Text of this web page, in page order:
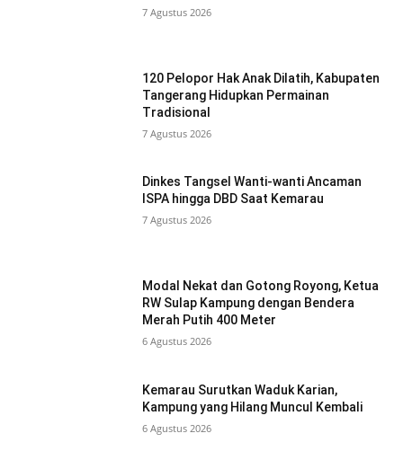
7 Agustus 2026
120 Pelopor Hak Anak Dilatih, Kabupaten
Tangerang Hidupkan Permainan
Tradisional
7 Agustus 2026
Dinkes Tangsel Wanti-wanti Ancaman
ISPA hingga DBD Saat Kemarau
7 Agustus 2026
Modal Nekat dan Gotong Royong, Ketua
RW Sulap Kampung dengan Bendera
Merah Putih 400 Meter
6 Agustus 2026
Kemarau Surutkan Waduk Karian,
Kampung yang Hilang Muncul Kembali
6 Agustus 2026